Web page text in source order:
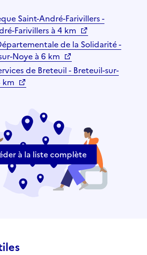
Saint-André-Farivillers -
Farivillers à 4 km
de la Solidarité -
Noye à 6 km
de Breteuil - Breteuil-sur-
km
à la liste complète